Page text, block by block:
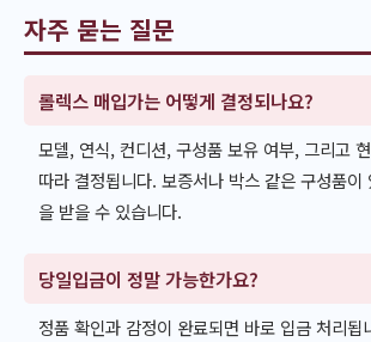
자주 묻는 질문
롤렉스 매입가는 어떻게 결정되나요?
모델, 연식, 컨디션, 구성품 보유 여부, 그리고
따라 결정됩니다. 보증서나 박스 같은 구성품이
을 받을 수 있습니다.
당일입금이 정말 가능한가요?
정품 확인과 감정이 완료되면 바로 입금 처리됩